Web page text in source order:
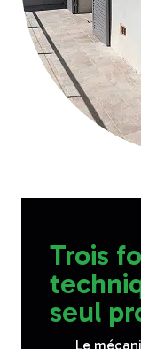
Trois
seul
Le